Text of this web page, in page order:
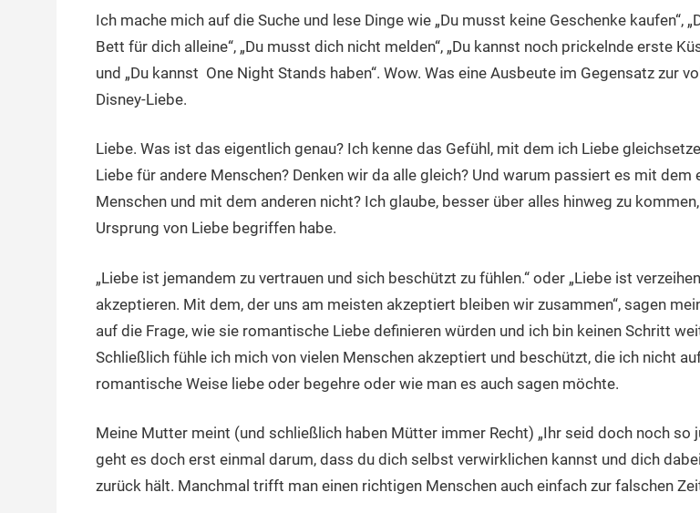
Ich mache mich auf die Suche und lese Dinge wie „Du musst keine Geschenke kaufen“,
Bett für dich alleine“, „Du musst dich nicht melden“, „Du kannst noch prickelnde erste
und „Du kannst One Night Stands haben“. Wow. Was eine Ausbeute im Gegensatz zur
Disney-Liebe.
Liebe. Was ist das eigentlich genau? Ich kenne das Gefühl, mit dem ich Liebe
Liebe für andere Menschen? Denken wir da alle gleich? Und warum passiert es mit dem
Menschen und mit dem anderen nicht? Ich glaube, besser über alles hinweg zu
Ursprung von Liebe begriffen habe.
„Liebe ist jemandem zu vertrauen und sich beschützt zu fühlen.“ oder „Liebe ist
akzeptieren. Mit dem, der uns am meisten akzeptiert bleiben wir zusammen“, sagen
auf die Frage, wie sie romantische Liebe definieren würden und ich bin keinen Schritt
Schließlich fühle ich mich von vielen Menschen akzeptiert und beschützt, die ich nicht
romantische Weise liebe oder begehre oder wie man es auch sagen möchte.
Meine Mutter meint (und schließlich haben Mütter immer Recht) „Ihr seid doch noch so
geht es doch erst einmal darum, dass du dich selbst verwirklichen kannst und dich
zurück hält. Manchmal trifft man einen richtigen Menschen auch einfach zur falschen